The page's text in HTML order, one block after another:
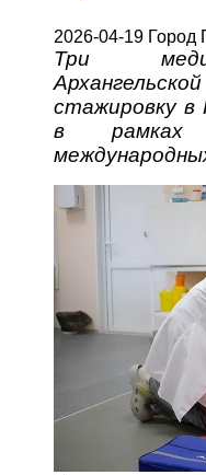
2026-04-19 Город
Три
стажировку в
в рамках